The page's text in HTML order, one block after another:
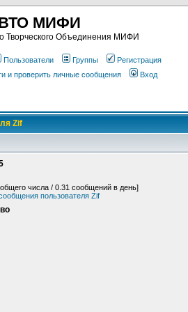
МИФИ
Творческого Объединения МИФИ
Пользователи Группы
Регистрация
и проверить личные сообщения Вход
Zif
числа / 0.31 сообщений в день]
пользователя Zif